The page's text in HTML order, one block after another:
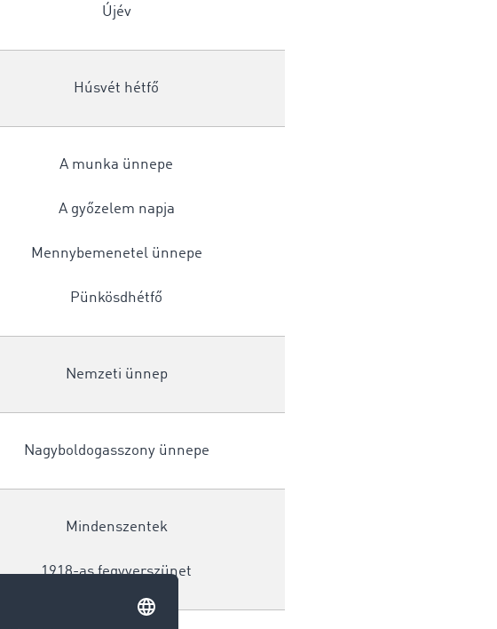
Újév
Húsvét hétfő
A munka ünnepe
A győzelem napja
Mennybemenetel ünnepe
Pünkösdhétfő
Nemzeti ünnep
Nagyboldogasszony ünnepe
Mindenszentek
1918-as fegyverszünet